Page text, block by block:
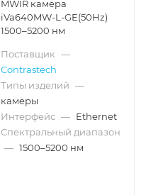
MWIR камера
iVa640MW-L-GE(50Hz)
1500–5200 нм
Поставщик —
Contrastech
Типы изделий —
камеры
Интерфейс — Ethernet
Спектральный диапазон
— 1500–5200 нм